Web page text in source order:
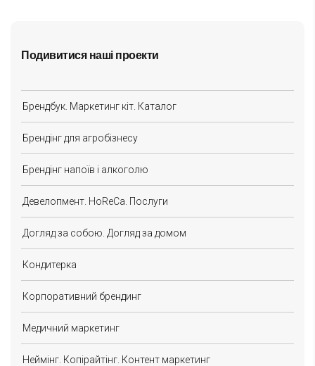
Подивитися наші проекти
Брендбук. Маркетинг кіт. Каталог
Брендінг для агробізнесу
Брендінг напоїв і алкоголю
Девелопмент. HoReCa. Послуги
Догляд за собою. Догляд за домом
Кондитерка
Корпоративний брендинг
Медичний маркетинг
Неймінг. Копірайтінг. Контент маркетинг